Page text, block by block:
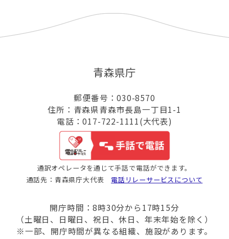
青森県庁
郵便番号：030-8570
住所：青森県青森市長島一丁目1-1
電話：017-722-1111(大代表)
通訳オペレータを通じて手話で電話ができます。
通話先：青森県庁大代表 電話リレーサービスについて
開庁時間：8時30分から17時15分
（土曜日、日曜日、祝日、休日、年末年始を除く）
※一部、開庁時間が異なる組織、施設があります。